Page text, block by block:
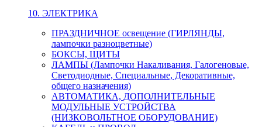
10. ЭЛЕКТРИКА
ПРАЗДНИЧНОЕ освещение (ГИРЛЯНДЫ,
лампочки разноцветные)
БОКСЫ, ЩИТЫ
ЛАМПЫ (Лампочки Накаливания, Галогеновые,
Светодиодные, Специальные, Декоративные,
общего назначения)
АВТОМАТИКА, ДОПОЛНИТЕЛЬНЫЕ
МОДУЛЬНЫЕ УСТРОЙСТВА
(НИЗКОВОЛЬТНОЕ ОБОРУДОВАНИЕ)